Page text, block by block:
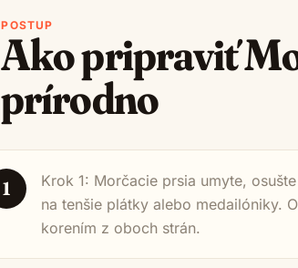
POSTUP
Ako pripraviť
prírodno
1
Krok 1: Morčacie prsia umyte,
na tenšie plátky alebo medailóniky.
korením z oboch strán.